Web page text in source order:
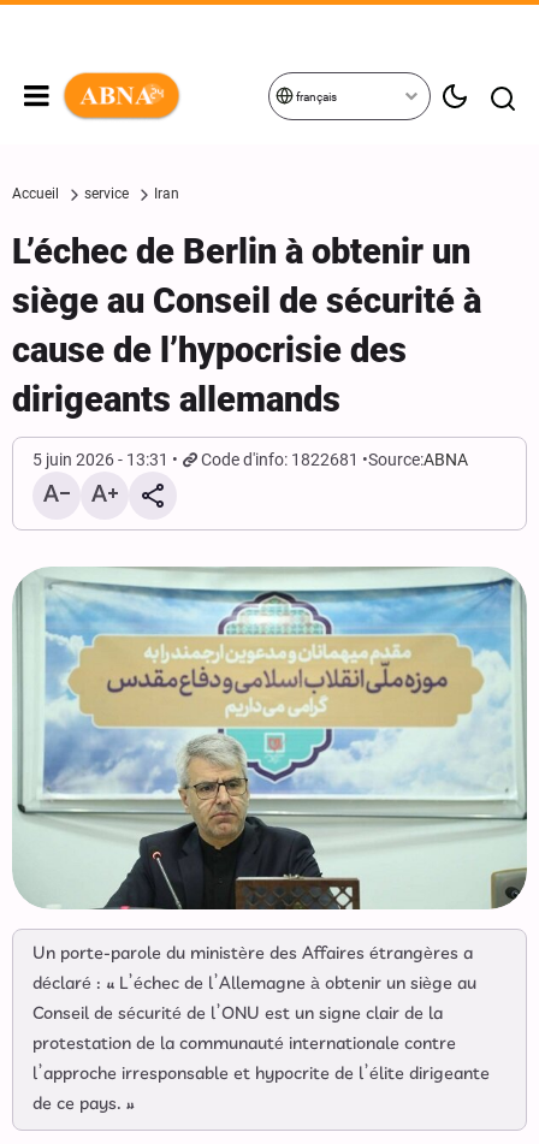
français
Accueil service Iran
L’échec de Berlin à obtenir un
siège au Conseil de sécurité à
cause de l’hypocrisie des
dirigeants allemands
5 juin 2026 - 13:31 Code d'info: 1822681 Source:ABNA
Un porte-parole du ministère des Affaires étrangères a
déclaré : « L’échec de l’Allemagne à obtenir un siège au
Conseil de sécurité de l’ONU est un signe clair de la
protestation de la communauté internationale contre
l’approche irresponsable et hypocrite de l’élite dirigeante
de ce pays. »